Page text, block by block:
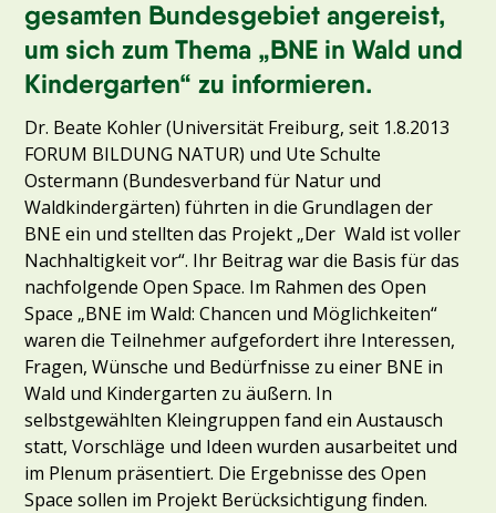
gesamten Bundesgebiet angereist,
um sich zum Thema „BNE in Wald und
Kindergarten“ zu informieren.
Dr. Beate Kohler (Universität Freiburg, seit 1.8.2013
FORUM BILDUNG NATUR) und Ute Schulte
Ostermann (Bundesverband für Natur und
Waldkindergärten) führten in die Grundlagen der
BNE ein und stellten das Projekt „Der Wald ist voller
Nachhaltigkeit vor“. Ihr Beitrag war die Basis für das
nachfolgende Open Space. Im Rahmen des Open
Space „BNE im Wald: Chancen und Möglichkeiten“
waren die Teilnehmer aufgefordert ihre Interessen,
Fragen, Wünsche und Bedürfnisse zu einer BNE in
Wald und Kindergarten zu äußern. In
selbstgewählten Kleingruppen fand ein Austausch
statt, Vorschläge und Ideen wurden ausarbeitet und
im Plenum präsentiert. Die Ergebnisse des Open
Space sollen im Projekt Berücksichtigung finden.